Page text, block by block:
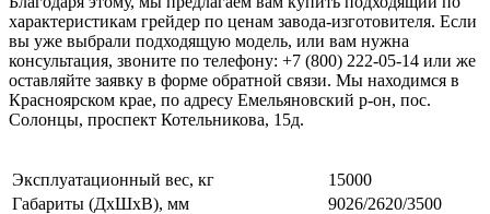
характеристикам грейдер по ценам завода-изготовителя. Если
вы уже выбрали подходящую модель, или вам нужна
консультация, звоните по телефону: +7 (800) 222-05-14 или же
оставляйте заявку в форме обратной связи. Мы находимся в
Красноярском крае, по адресу Емельяновский р-он, пос.
Солонцы, проспект Котельникова, 15д.
Эксплуатационный вес, кг
15000
Габариты (ДхШхВ), мм
9026/2620/3500